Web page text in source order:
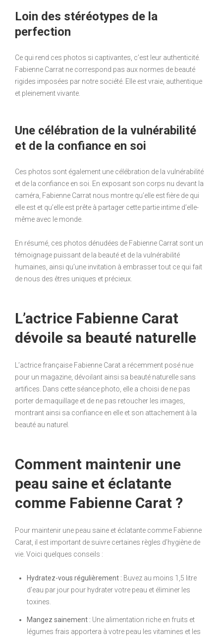
Loin des stéréotypes de la
perfection
Ce qui rend ces photos si captivantes, c’est leur authenticité.
Fabienne Carrat ne correspond pas aux normes de beauté
rigides imposées par notre société. Elle est vraie, authentique
et pleinement vivante.
Une célébration de la vulnérabilité
et de la confiance en soi
Ces photos sont également une célébration de la vulnérabilité
et de la confiance en soi. En exposant son corps nu devant la
caméra, Fabienne Carrat nous montre qu’elle est fière de qui
elle est et qu’elle est prête à partager cette partie intime d’elle-
même avec le monde.
En résumé, ces photos dénudées de Fabienne Carrat sont un
témoignage puissant de la beauté et de la vulnérabilité
humaines, ainsi qu’une invitation à embrasser tout ce qui fait
de nous des êtres uniques et précieux.
L’actrice Fabienne Carat
dévoile sa beauté naturelle
L’actrice française Fabienne Carat a récemment posé nue
pour un magazine, dévoilant ainsi sa beauté naturelle sans
artifices. Dans cette séance photo, elle a choisi de ne pas
porter de maquillage et de ne pas retoucher les images,
montrant ainsi sa confiance en elle et son attachement à la
beauté au naturel.
Comment maintenir une
peau saine et éclatante
comme Fabienne Carat ?
Pour maintenir une peau saine et éclatante comme Fabienne
Carat, il est important de suivre certaines règles d’hygiène de
vie. Voici quelques conseils :
Hydratez-vous régulièrement : Buvez au moins 1,5 litre
d’eau par jour pour hydrater votre peau et éliminer les
toxines.
Mangez sainement : Une alimentation riche en fruits et
légumes frais apportera à votre peau les vitamines et les